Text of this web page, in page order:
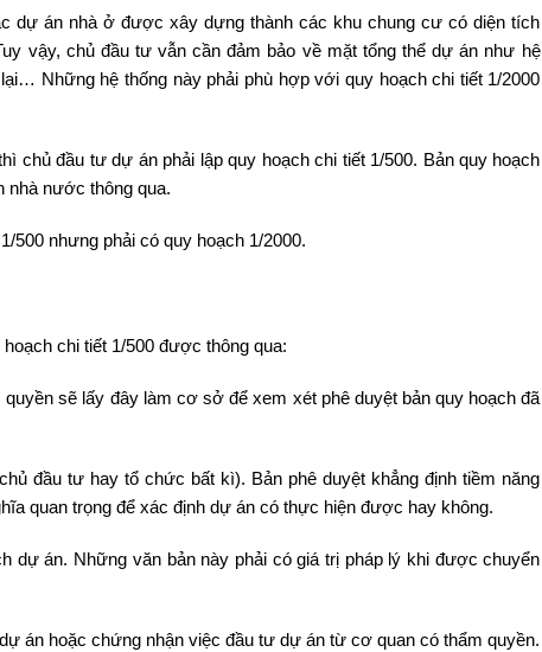
dự án nhà ở được xây dựng thành các khu chung cư có diện tích
vậy, chủ đầu tư vẫn cần đảm bảo về mặt tổng thể dự án như hệ
Những hệ thống này phải phù hợp với quy hoạch chi tiết 1/2000
chủ đầu tư dự án phải lập quy hoạch chi tiết 1/500. Bản quy hoạch
nhà nước thông qua.
500 nhưng phải có quy hoạch 1/2000.
chi tiết 1/500 được thông qua:
sẽ lấy đây làm cơ sở để xem xét phê duyệt bản quy hoạch đã
đầu tư hay tổ chức bất kì). Bản phê duyệt khẳng định tiềm năng
quan trọng để xác định dự án có thực hiện được hay không.
dự án. Những văn bản này phải có giá trị pháp lý khi được chuyển
án hoặc chứng nhận việc đầu tư dự án từ cơ quan có thẩm quyền.